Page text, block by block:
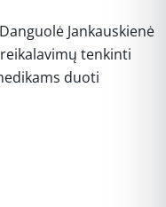
Jankauskienė
tenkinti
duoti